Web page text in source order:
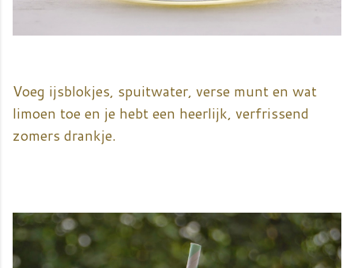
Voeg ijsblokjes, spuitwater, verse munt en wat
limoen toe en je hebt een heerlijk, verfrissend
zomers drankje.